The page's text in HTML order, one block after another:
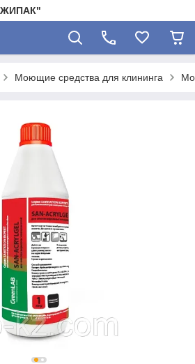
Моющие средства для клининга